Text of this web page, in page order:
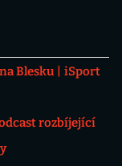
Blesku
iSport
rozbíjející